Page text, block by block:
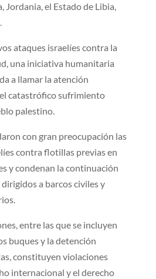
Jordania, el Estado de Libia,
ataques israelíes contra la
una iniciativa humanitaria
a llamar la atención
catastrófico sufrimiento
palestino.
con gran preocupación las
contra flotillas previas en
y condenan la continuación
a barcos civiles y
entre las que se incluyen
buques y la detención
constituyen violaciones
internacional y el derecho